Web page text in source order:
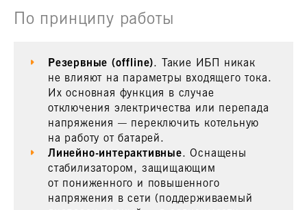
По принципу работы
Резервные (offline). Такие ИБП никак
не влияют на параметры входящего тока.
Их основная функция в случае
отключения электричества или перепада
напряжения — переключить котельную
на работу от батарей.
Линейно-интерактивные. Оснащены
стабилизатором, защищающим
от пониженного и повышенного
напряжения в сети (поддерживаемый